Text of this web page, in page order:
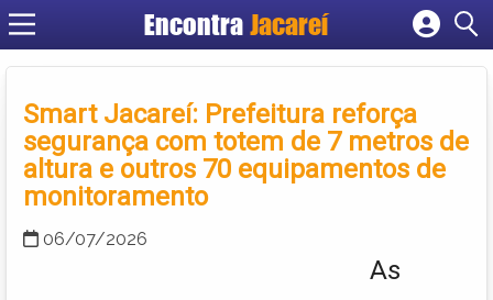
Encontra Jacareí
Cadastrar empresa
Criar conta
Smart Jacareí: Prefeitura reforça
segurança com totem de 7 metros de
altura e outros 70 equipamentos de
monitoramento
06/07/2026
As